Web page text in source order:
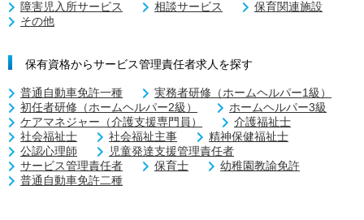
障害児入所サービス
相談サービス
保育関連施設
その他
保有資格からサービス管理責任者求人を探す
普通自動車免許一種
実務者研修（ホームヘルパー1級）
初任者研修（ホームヘルパー2級）
ホームヘルパー3級
ケアマネジャー（介護支援専門員）
介護福祉士
社会福祉士
社会福祉主事
精神保健福祉士
公認心理師
児童発達支援管理責任者
サービス管理責任者
保育士
幼稚園教諭免許
普通自動車免許二種